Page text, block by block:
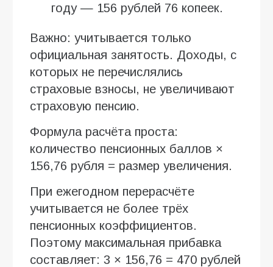
году — 156 рублей 76 копеек.
Важно: учитывается только
официальная занятость. Доходы, с
которых не перечислялись
страховые взносы, не увеличивают
страховую пенсию.
Формула расчёта проста:
количество пенсионных баллов ×
156,76 рубля = размер увеличения.
При ежегодном перерасчёте
учитывается не более трёх
пенсионных коэффициентов.
Поэтому максимальная прибавка
составляет: 3 × 156,76 = 470 рублей